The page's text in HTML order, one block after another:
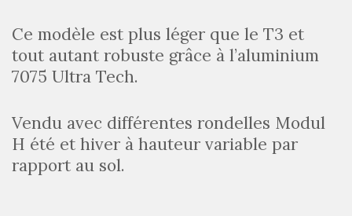
Ce modèle est plus léger que le T3 et
tout autant robuste grâce à l’aluminium
7075 Ultra Tech.
Vendu avec différentes rondelles Modul
H été et hiver à hauteur variable par
rapport au sol.